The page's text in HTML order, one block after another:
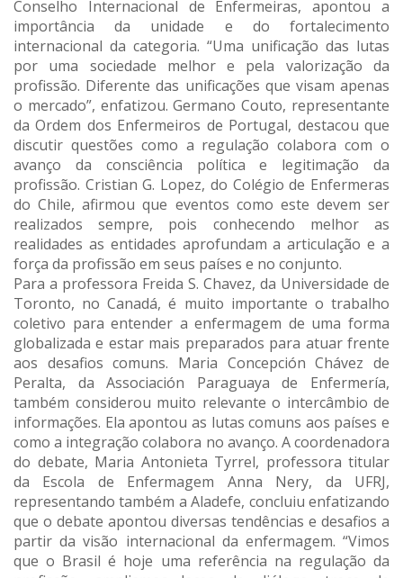
Conselho Internacional de Enfermeiras, apontou a
importância da unidade e do fortalecimento
internacional da categoria. “Uma unificação das lutas
por uma sociedade melhor e pela valorização da
profissão. Diferente das unificações que visam apenas
o mercado”, enfatizou. Germano Couto, representante
da Ordem dos Enfermeiros de Portugal, destacou que
discutir questões como a regulação colabora com o
avanço da consciência política e legitimação da
profissão. Cristian G. Lopez, do Colégio de Enfermeras
do Chile, afirmou que eventos como este devem ser
realizados sempre, pois conhecendo melhor as
realidades as entidades aprofundam a articulação e a
força da profissão em seus países e no conjunto.
Para a professora Freida S. Chavez, da Universidade de
Toronto, no Canadá, é muito importante o trabalho
coletivo para entender a enfermagem de uma forma
globalizada e estar mais preparados para atuar frente
aos desafios comuns. Maria Concepción Chávez de
Peralta, da Associación Paraguaya de Enfermería,
também considerou muito relevante o intercâmbio de
informações. Ela apontou as lutas comuns aos países e
como a integração colabora no avanço. A coordenadora
do debate, Maria Antonieta Tyrrel, professora titular
da Escola de Enfermagem Anna Nery, da UFRJ,
representando também a Aladefe, concluiu enfatizando
que o debate apontou diversas tendências e desafios a
partir da visão internacional da enfermagem. “Vimos
que o Brasil é hoje uma referência na regulação da